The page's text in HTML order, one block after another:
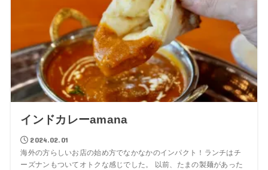
インドカレーamana
2024.02.01
海外の方らしいお店の始め方でなかなかのインパクト！ランチはチ
ーズナンもついてオトクな感じでした。 以前、たまの製麺があった